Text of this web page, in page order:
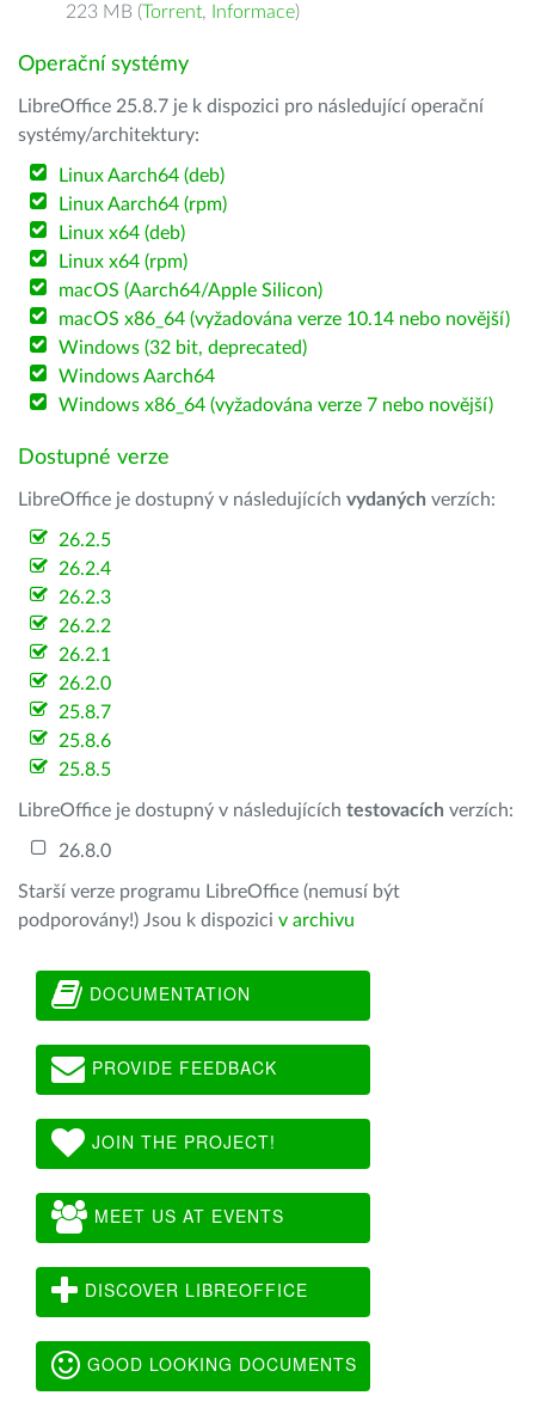
223 MB (Torrent, Informace)
Operační systémy
LibreOffice 25.8.7 je k dispozici pro následující operační
systémy/architektury:
Linux Aarch64 (deb)
Linux Aarch64 (rpm)
Linux x64 (deb)
Linux x64 (rpm)
macOS (Aarch64/Apple Silicon)
macOS x86_64 (vyžadována verze 10.14 nebo novější)
Windows (32 bit, deprecated)
Windows Aarch64
Windows x86_64 (vyžadována verze 7 nebo novější)
Dostupné verze
LibreOffice je dostupný v následujících vydaných verzích:
26.2.5
26.2.4
26.2.3
26.2.2
26.2.1
26.2.0
25.8.7
25.8.6
25.8.5
LibreOffice je dostupný v následujících testovacích verzích:
26.8.0
Starší verze programu LibreOffice (nemusí být
podporovány!) Jsou k dispozici v archivu
DOCUMENTATION
PROVIDE FEEDBACK
JOIN THE PROJECT!
MEET US AT EVENTS
DISCOVER LIBREOFFICE
GOOD LOOKING DOCUMENTS